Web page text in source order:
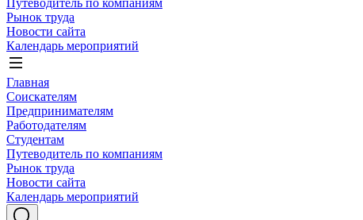
Путеводитель по компаниям
Рынок труда
Новости сайта
Календарь мероприятий
Главная
Соискателям
Предпринимателям
Работодателям
Студентам
Путеводитель по компаниям
Рынок труда
Новости сайта
Календарь мероприятий